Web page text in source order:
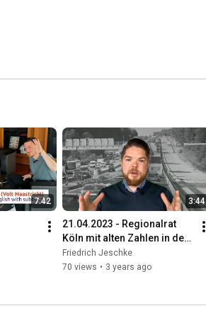
7:42 3:44
21.04.2023 - Regionalrat
Köln mit alten Zahlen in der
#Verkehrswende
Friedrich Jeschke
70 views • 3 years ago